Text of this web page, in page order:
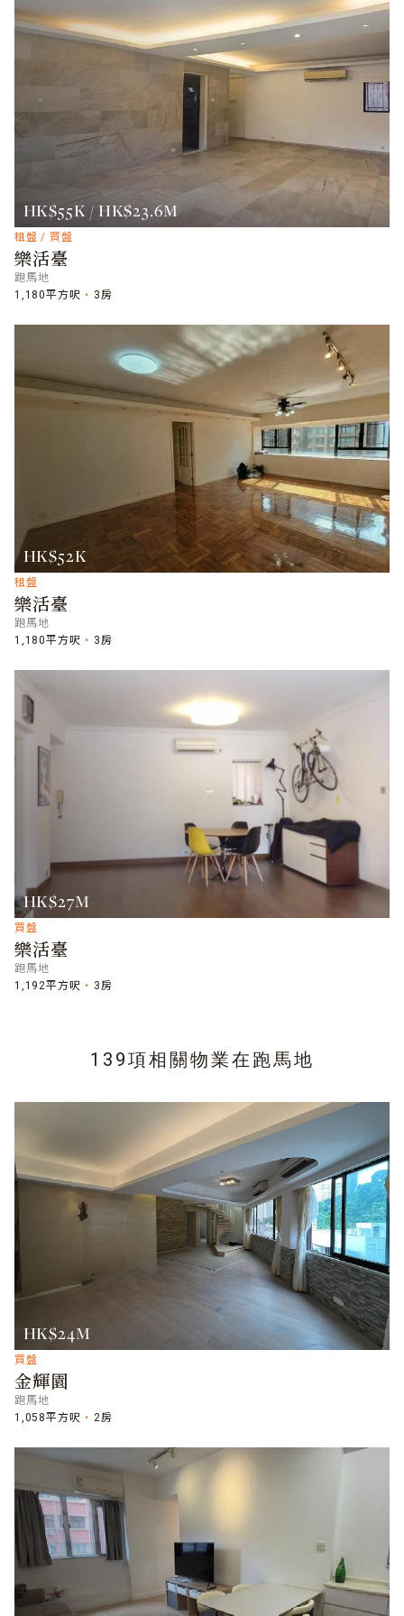
HK$55K / HK$23.6M
租盤 / 買盤
樂活臺
跑馬地
1,180平方呎
3房
HK$52K
租盤
樂活臺
跑馬地
1,180平方呎
3房
HK$27M
買盤
樂活臺
跑馬地
1,192平方呎
3房
139項相關物業在 跑馬地
HK$24M
買盤
金輝園
跑馬地
1,058平方呎
2房